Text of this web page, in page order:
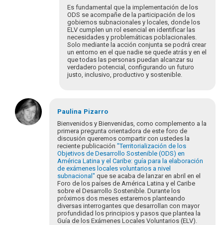
Es fundamental que la implementación de los
ODS se acompañe de la participación de los
gobiernos subnacionales y locales, donde los
ELV cumplen un rol esencial en identificar las
necesidades y problemáticas poblacionales.
Solo mediante la acción conjunta se podrá crear
un entorno en el que nadie se quede atrás y en el
que todas las personas puedan alcanzar su
verdadero potencial, configurando un futuro
justo, inclusivo, productivo y sostenible.
En
respuesta
a
¡Bienvenidos
bienvenidas
Hopenhayn
Paulina Pizarro
Bienvenidos y Bienvenidas, como complemento a la
primera pregunta orientadora de este foro de
discusión queremos compartir con ustedes la
reciente publicación "Territorialización de los
Objetivos de Desarrollo Sostenible (ODS) en
América Latina y el Caribe: guía para la elaboración
de exámenes locales voluntarios a nivel
subnacional" que se acaba de lanzar en abril en el
Foro de los países de América Latina y el Caribe
sobre el Desarrollo Sostenible. Durante los
próximos dos meses estaremos planteando
diversas interrogantes que desarrollan con mayor
profundidad los principios y pasos que plantea la
Guía de los Exámenes Locales Voluntarios (ELV).